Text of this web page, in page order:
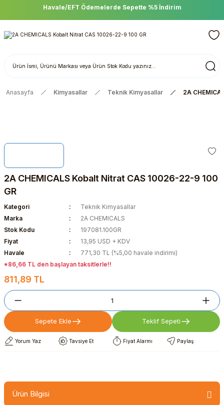
Havale/EFT Ödemelerde Sepette %5 İndirim
Anasayfa Kimyasallar Teknik Kimyasallar 2A
2A CHEMICALS Kobalt Nitrat CAS 10026-22-9 100
GR
Kategori
Teknik Kimyasallar
Marka
2A CHEMICALS
Stok Kodu
197081.100GR
Fiyat
13,95 USD + KDV
Havale
771,30 TL (%5,00 havale indirimi)
*86,66 TL den başlayan taksitlerle!!
811,89 TL
Sepete Ekle Teklif Sepeti
Yorum Yaz Tavsiye Et Fiyat Alarmı Paylaş
Ürün Bilgisi